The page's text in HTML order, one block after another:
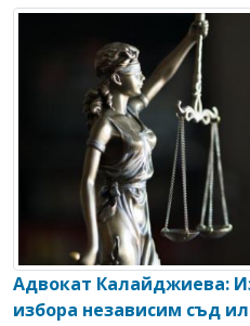
Адвокат Калайджиева:
избора независим съд